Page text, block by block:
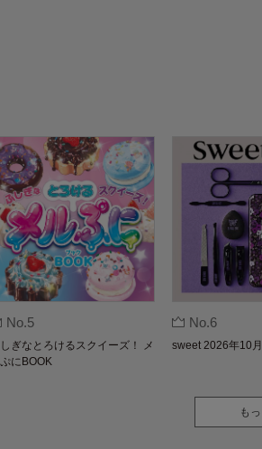
No.5
ぎなとろけるスクイーズ！ メ
にBOOK
No.6
sweet 2026年10
も